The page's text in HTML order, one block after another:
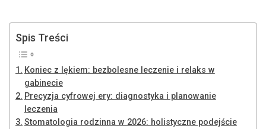
Spis Treści
Koniec z lękiem: bezbolesne leczenie i relaks w
gabinecie
Precyzja cyfrowej ery: diagnostyka i planowanie
leczenia
Stomatologia rodzinna w 2026: holistyczne podejście